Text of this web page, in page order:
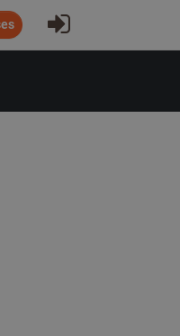
S'inscrire